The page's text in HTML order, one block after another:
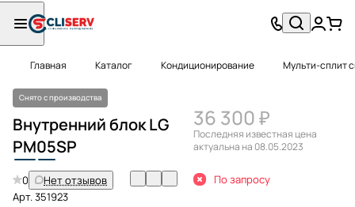
Главная Каталог Кондиционирование Мульти-сплит
Снято с производства
Внутренний блок LG
PM05SP
0
Нет отзывов
Арт.351923
36 300 ₽
Последняя известная цена
актуальна на 08.05.2023
По запросу